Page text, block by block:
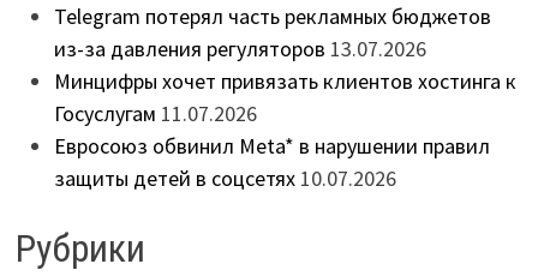
Telegram потерял часть рекламных бюджетов
из-за давления регуляторов 13.07.2026
Минцифры хочет привязать клиентов хостинга к
Госуслугам 11.07.2026
Евросоюз обвинил Meta* в нарушении правил
защиты детей в соцсетях 10.07.2026
Рубрики